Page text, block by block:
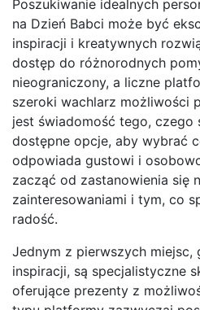
Poszukiwanie idealnych
na Dzień Babci może być
inspiracji i kreatywnych
dostęp do różnorodnych
nieograniczony, a liczne
szeroki wachlarz możliwości
jest świadomość tego, czego
dostępne opcje, aby wybrać
odpowiada gustowi i
zacząć od zastanowienia się
zainteresowaniami i tym, co
radość.
Jednym z pierwszych miejsc,
inspiracji, są specjalistyczne
oferujące prezenty z